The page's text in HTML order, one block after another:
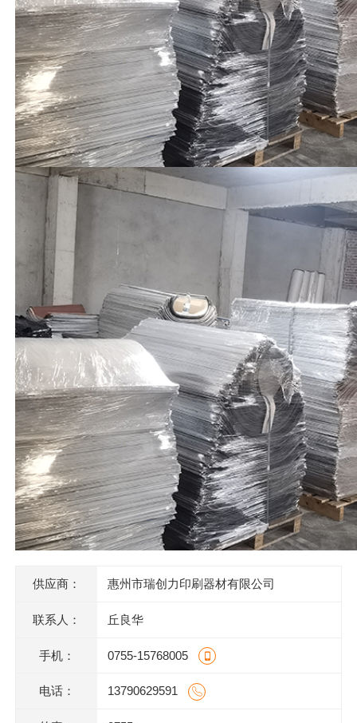
供应商： 惠州市瑞创力印刷器材有限公司
联系人： 丘良华
手机： 0755-15768005
电话： 13790629591